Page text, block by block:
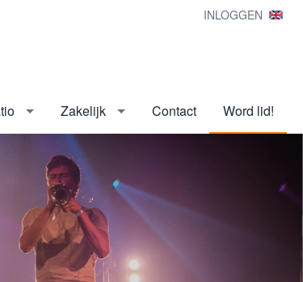
INLOGGEN
Zakelijk Contact Word lid!